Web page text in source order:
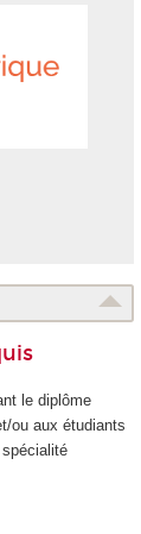
le diplôme
ou aux étudiants